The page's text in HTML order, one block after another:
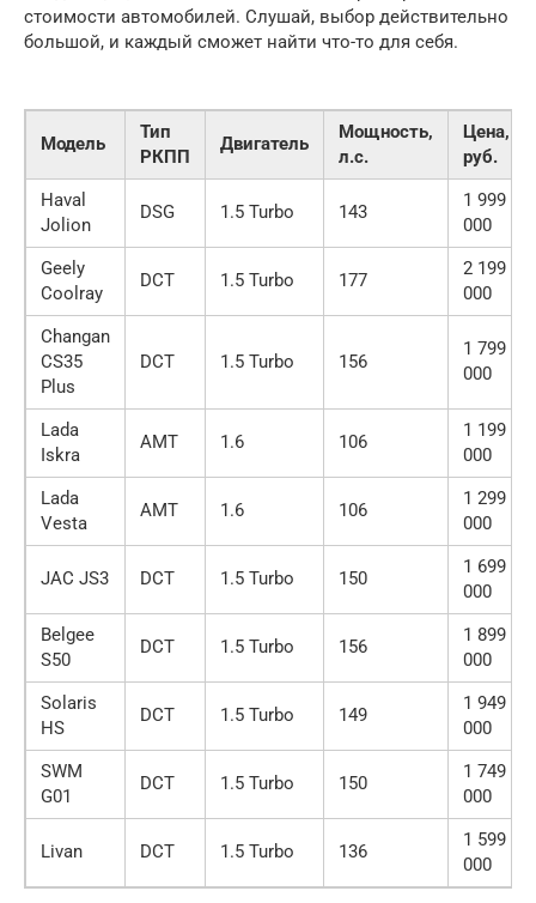
стоимости автомобилей. Слушай, выбор действительно
большой, и каждый сможет найти что-то для себя.
Модель
Тип
РКПП
Двигатель
Мощность,
л.с.
Цена,
руб.
Haval
Jolion
DSG 1.5 Turbo 143
1 999
000
Geely
Coolray
DCT 1.5 Turbo 177
2 199
000
Changan
CS35
Plus
DCT 1.5 Turbo 156
1 799
000
Lada
Iskra
AMT 1.6 106
1 199
000
Lada
Vesta
AMT 1.6 106
1 299
000
JAC JS3 DCT 1.5 Turbo 150
1 699
000
Belgee
S50
DCT 1.5 Turbo 156
1 899
000
Solaris
HS
DCT 1.5 Turbo 149
1 949
000
SWM
G01
DCT 1.5 Turbo 150
1 749
000
Livan DCT 1.5 Turbo 136
1 599
000